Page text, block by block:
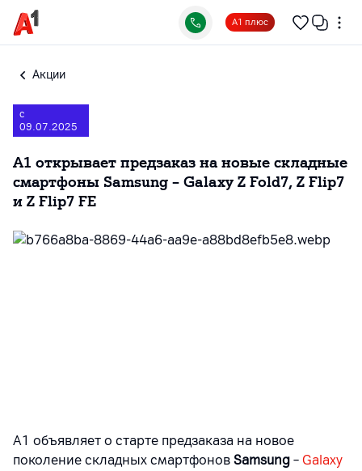
А1 плюс
Акции
с
09.07.2025
А1 открывает предзаказ на новые складные
смартфоны Samsung – Galaxy Z Fold7, Z Flip7
и Z Flip7 FE
А1 объявляет о старте предзаказа на новое
поколение складных смартфонов Samsung – Galaxy